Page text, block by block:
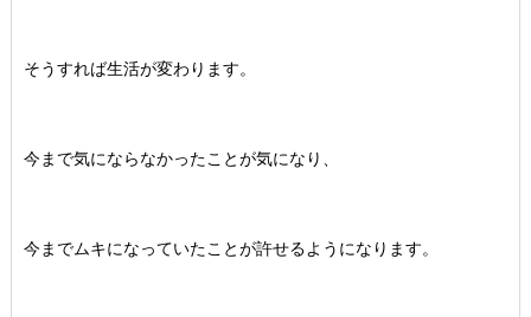
そうすれば生活が変わります。
今まで気にならなかったことが気になり、
今までムキになっていたことが許せるようになります。